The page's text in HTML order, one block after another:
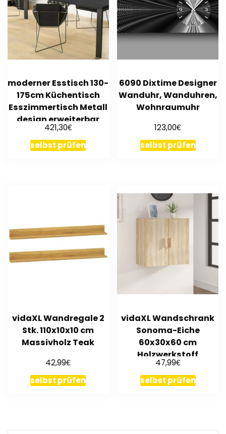
moderner Esstisch 130-
175cm Küchentisch
Esszimmertisch Metall
design erweiterbar
421,30€
selbst prüfen
6090 Dixtime Designer
Wanduhr, Wanduhren,
Wohnraumuhr
123,00€
selbst prüfen
vidaXL Wandregale 2
Stk. 110x10x10 cm
Massivholz Teak
42,99€
selbst prüfen
vidaXL Wandschrank
Sonoma-Eiche
60x30x60 cm
Holzwerkstoff
47,99€
selbst prüfen